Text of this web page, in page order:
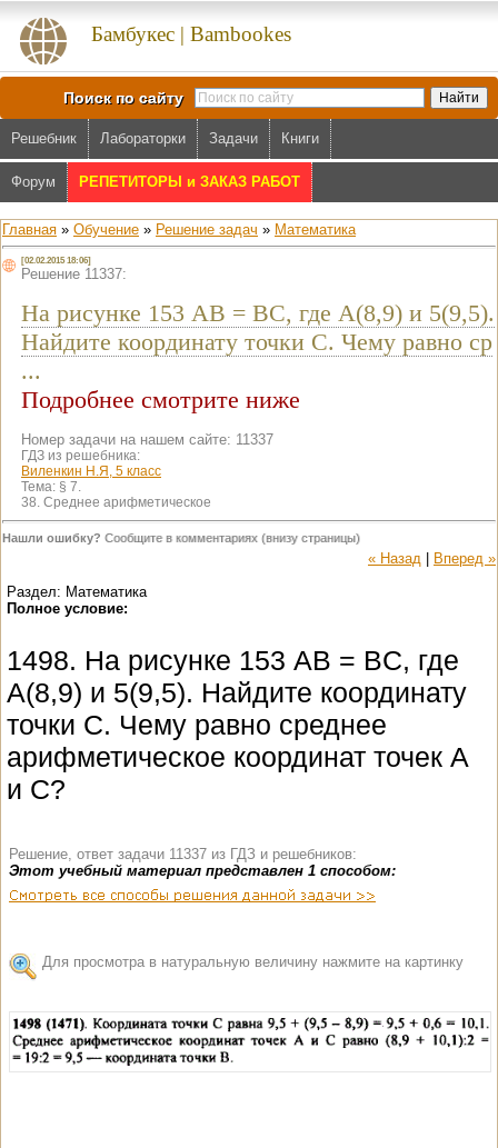
Бамбукес | Bambookes
Поиск по сайту
Решебник Лабораторки Задачи Книги
Форум РЕПЕТИТОРЫ и ЗАКАЗ РАБОТ
Главная » Обучение » Решение задач » Математика
[02.02.2015 18:06]
Решение 11337:
На рисунке 153 AB = BC, где А(8,9) и 5(9,5).
Найдите координату точки C. Чему равно ср
...
Подробнее смотрите ниже
Номер задачи на нашем сайте: 11337
ГДЗ из решебника:
Виленкин Н.Я, 5 класс
Тема: § 7.
38. Среднее арифметическое
Нашли ошибку? Сообщите в комментариях (внизу страницы)
« Назад
Вперед »
Раздел: Математика
Полное условие:
1498. На рисунке 153 AB = BC, где
А(8,9) и 5(9,5). Найдите координату
точки C. Чему равно среднее
арифметическое координат точек А
и С?
Решение, ответ задачи 11337 из ГДЗ и решебников:
Этот учебный материал представлен 1 способом:
Для просмотра в натуральную величину нажмите на картинку